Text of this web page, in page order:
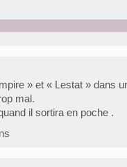
» et « Lestat » dans
mal.
il sortira en poche .